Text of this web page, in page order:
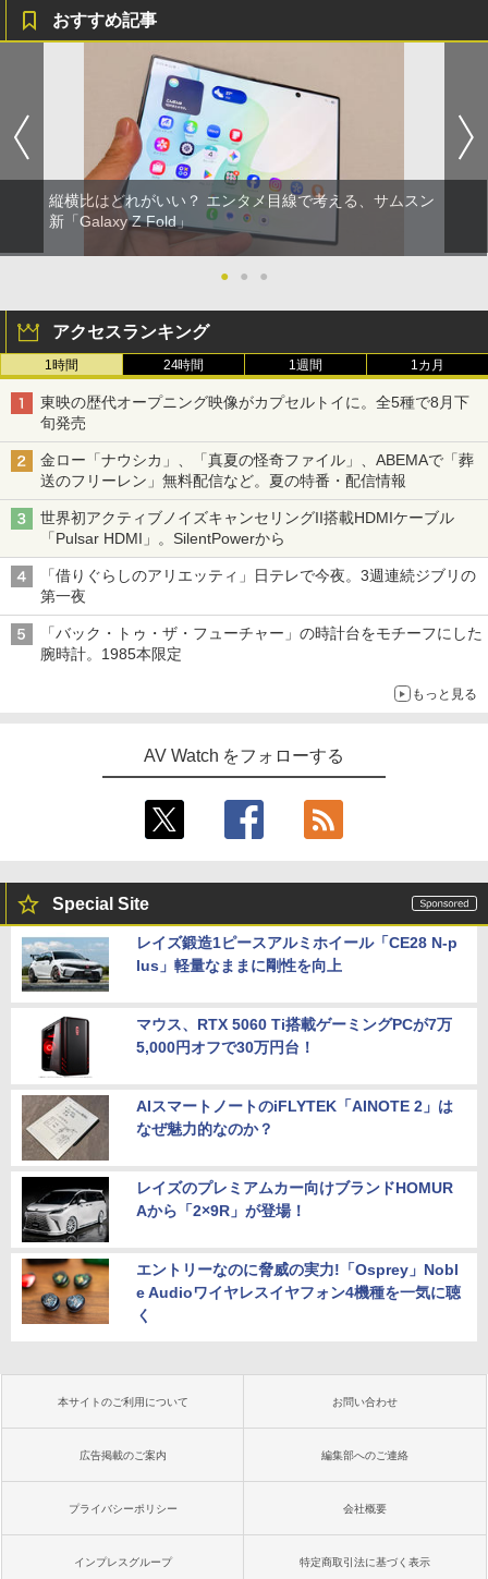
おすすめ記事
縦横比はどれがいい？ エンタメ目線で考える、サムスン
新「Galaxy Z Fold」
● ● ●
アクセスランキング
1時間 24時間 1週間 1カ月
東映の歴代オープニング映像がカプセルトイに。全5種で8月下
旬発売
金ロー「ナウシカ」、「真夏の怪奇ファイル」、ABEMAで「葬
送のフリーレン」無料配信など。夏の特番・配信情報
世界初アクティブノイズキャンセリングII搭載HDMIケーブル
「Pulsar HDMI」。SilentPowerから
「借りぐらしのアリエッティ」日テレで今夜。3週連続ジブリの
第一夜
「バック・トゥ・ザ・フューチャー」の時計台をモチーフにした
腕時計。1985本限定
もっと見る
AV Watch をフォローする
Special Site
レイズ鍛造1ピースアルミホイール「CE28 N-p
lus」軽量なままに剛性を向上
マウス、RTX 5060 Ti搭載ゲーミングPCが7万
5,000円オフで30万円台！
AIスマートノートのiFLYTEK「AINOTE 2」は
なぜ魅力的なのか？
レイズのプレミアムカー向けブランドHOMUR
Aから「2×9R」が登場！
エントリーなのに脅威の実力!「Osprey」Nobl
e Audioワイヤレスイヤフォン4機種を一気に聴
く
本サイトのご利用について お問い合わせ
広告掲載のご案内 編集部へのご連絡
プライバシーポリシー 会社概要
インプレスグループ 特定商取引法に基づく表示